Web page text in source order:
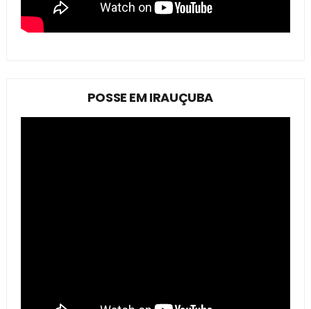
POSSE EM IRAUÇUBA